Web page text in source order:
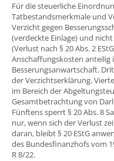
Für die steuerliche
Tatbestandsmerkmale und
Verzicht gegen
(verdeckte Einlage) und
(Verlust nach § 20 Abs. 2
Anschaffungskosten anteilig
Besserungsanwartschaft.
der Verzichtserklärung.
im Bereich der
Gesamtbetrachtung von
Fünftens sperrt § 20 Abs. 8
nur, wenn sich der Verlust
daran, bleibt § 20 EStG
des Bundesfinanzhofs vom
R 8/22.